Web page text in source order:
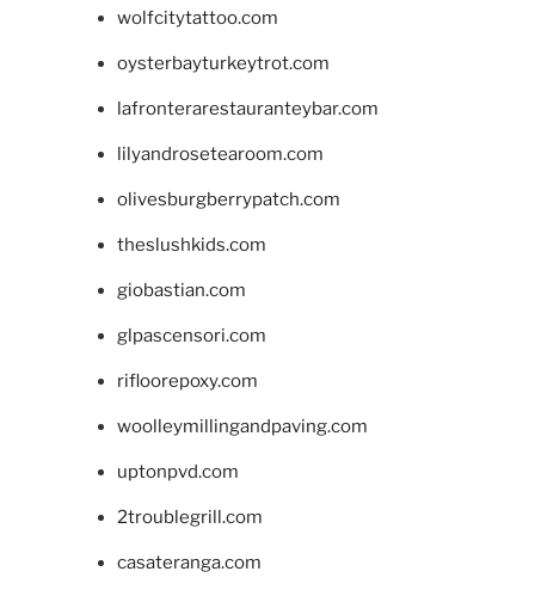
wolfcitytattoo.com
oysterbayturkeytrot.com
lafronterarestauranteybar.com
lilyandrosetearoom.com
olivesburgberrypatch.com
theslushkids.com
giobastian.com
glpascensori.com
rifloorepoxy.com
woolleymillingandpaving.com
uptonpvd.com
2troublegrill.com
casateranga.com